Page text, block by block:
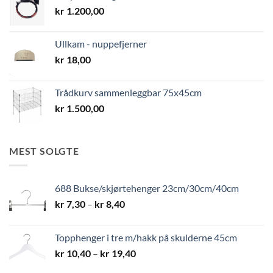
kr 1.200,00
Ullkam - nuppefjerner
kr 18,00
Trådkurv sammenleggbar 75x45cm
kr 1.500,00
MEST SOLGTE
688 Bukse/skjørtehenger 23cm/30cm/40cm
kr7,30 – kr8,40Prisområde:
kr 8,40
Topphenger i tre m/hakk på skulderne 45cm
kr 10,40 – kr 19,40Prisområde: